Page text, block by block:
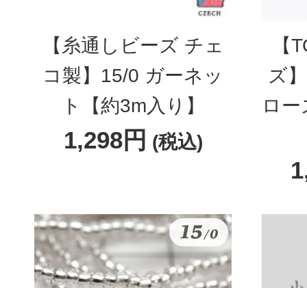
【糸通しビーズ チェ
コ製】15/0 ガーネッ
ト【約3m入り】
1,298円 (税込)
【
ズ
ロ